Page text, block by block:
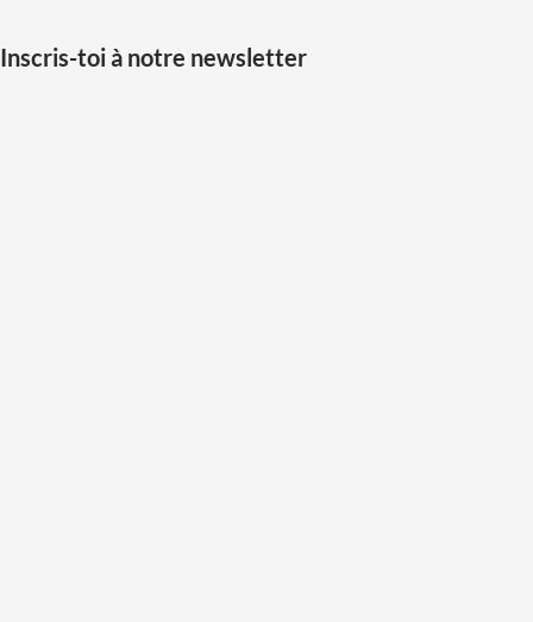
Inscris-toi à notre newsletter